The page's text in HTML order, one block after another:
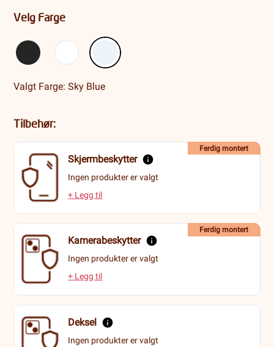
Velg Farge
Valgt Farge: Sky Blue
Tilbehør:
Skjermbeskytter
Ingen produkter er valgt
Ferdig montert
+ Legg til
Kamerabeskytter
Ingen produkter er valgt
Ferdig montert
+ Legg til
Deksel
Ingen produkter er valgt